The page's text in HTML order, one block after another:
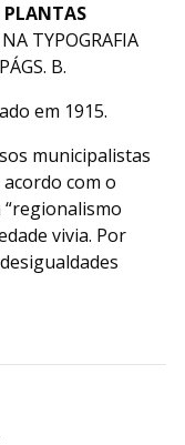
PLANTAS
TYPOGRAFIA
B.
em 1915.
municipalistas
com o
vivia. Por